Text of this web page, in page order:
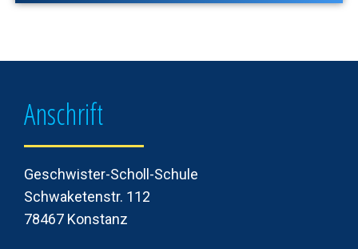
Theater-AG seit einigen Jahren vor allem von
Schülern und Schülerinnen der Unter-und
Schülerinnen und Schülern aller Altersstufen an
der GSS haben hier erste Spielerfahrungen
Anschrift
Geschwister-Scholl-Schule
Schwaketenstr. 112
78467 Konstanz